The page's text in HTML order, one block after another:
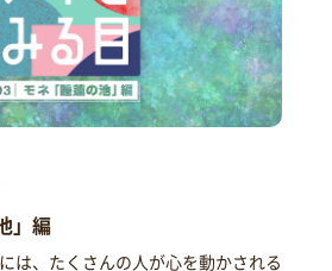
」編
は、たくさんの人が心を動かされる